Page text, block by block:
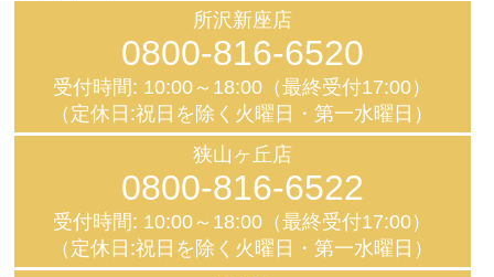
所沢新座店
0800-816-6520
受付時間: 10:00～18:00（最終受付17:00）
（定休日:祝日を除く火曜日・第一水曜日）
狭山ヶ丘店
0800-816-6522
受付時間: 10:00～18:00（最終受付17:00）
（定休日:祝日を除く火曜日・第一水曜日）